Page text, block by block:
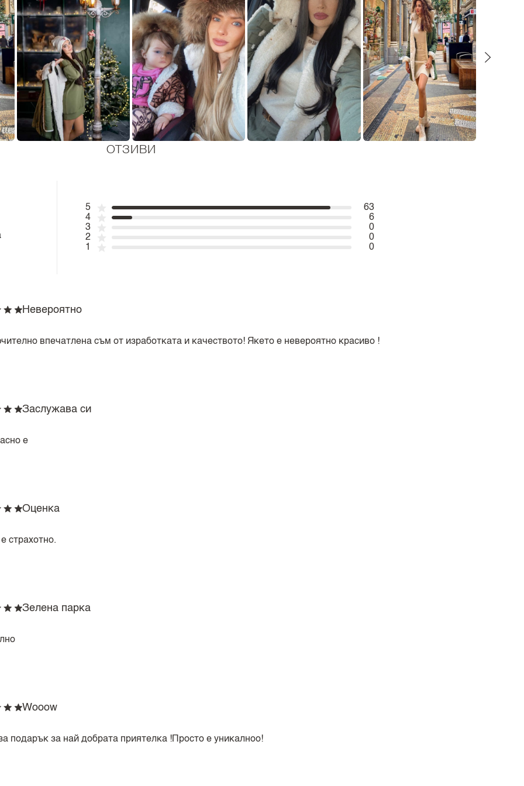
ОТЗИВИ
5
63
4
6
3
0
2
0
1
0
Невероятно
впечатлена съм от изработката и качеството! Якето е невероятно красиво !
Заслужава си
е
Оценка
страхотно.
Зелена парка
Wooow
подарък за най добрата приятелка !Просто е уникалноо!